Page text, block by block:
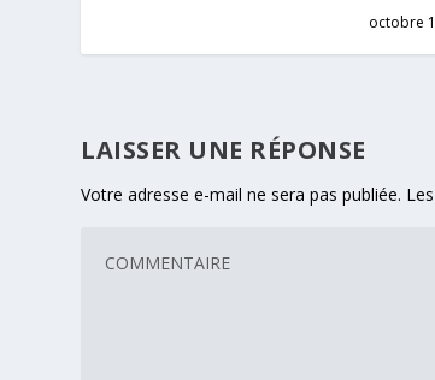
octobre
LAISSER UNE RÉPONSE
Votre adresse e-mail ne sera pas publiée.